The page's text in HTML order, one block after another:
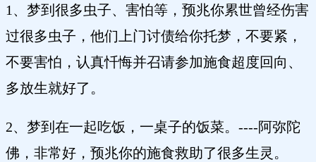
1、梦到很多虫子、害怕等，预兆你累世曾经伤害
过很多虫子，他们上门讨债给你托梦，不要紧，
不要害怕，认真忏悔并召请参加施食超度回向、
多放生就好了。
2、梦到在一起吃饭，一桌子的饭菜。----阿弥陀
佛，非常好，预兆你的施食救助了很多生灵。